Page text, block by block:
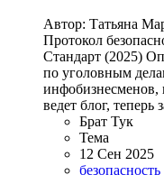
Автор: Татьяна
Протокол
Стандарт (2025)
по уголовным
инфобизнесменов,
ведет блог, теперь
Брат Тук
Тема
12 Сен 2025
безопасность